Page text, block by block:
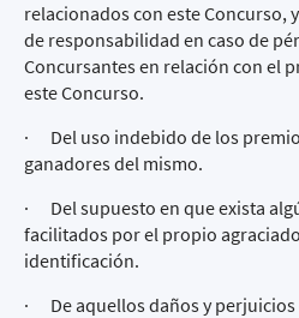
relacionados con este Concurso,
de responsabilidad en caso de
Concursantes en relación con el
este Concurso.
· Del uso indebido de los
ganadores del mismo.
· Del supuesto en que exista
facilitados por el propio
identificación.
· De aquellos daños y